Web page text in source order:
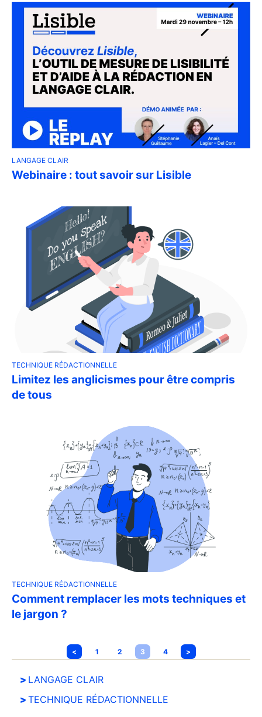
LANGAGE CLAIR
TECHNIQUE RÉDACTIONNELLE
LANGAGE CLAIR
Webinaire : tout savoir sur Lisible
TECHNIQUE RÉDACTIONNELLE
Limitez les anglicismes pour être compris
de tous
TECHNIQUE RÉDACTIONNELLE
Comment remplacer les mots techniques et
le jargon ?
< 1 2 3 4 >